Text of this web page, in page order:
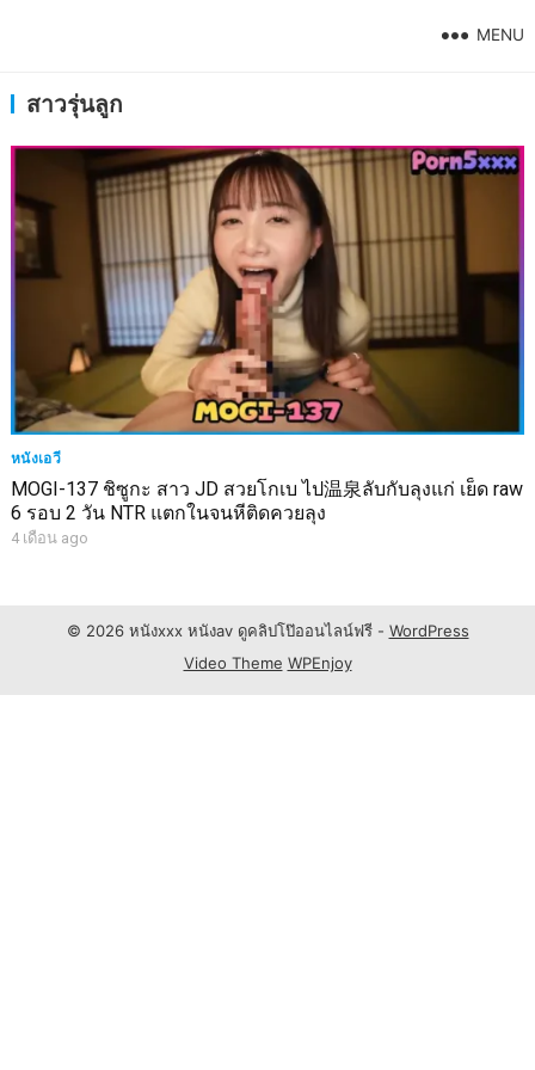
MENU
สาวรุ่นลูก
หนังเอวี
MOGI-137 ชิซูกะ สาว JD สวยโกเบ ไป温泉ลับกับลุงแก่ เย็ด raw
6 รอบ 2 วัน NTR แตกในจนหีติดควยลุง
4 เดือน ago
© 2026 หนังxxx หนังav ดูคลิปโป๊ออนไลน์ฟรี - WordPress
Video Theme WPEnjoy